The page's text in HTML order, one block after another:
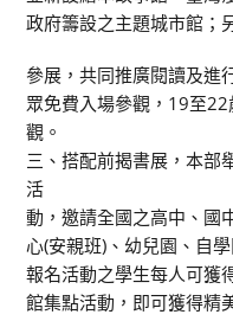
政府籌設之主題城市館；
參展，共同推廣閱讀及進
眾免費入場參觀，19至
觀。
三、搭配前揭書展，本部
活
動，邀請全國之高中、國
心(安親班)、幼兒園、自
報名活動之學生每人可獲
館集點活動，即可獲得精